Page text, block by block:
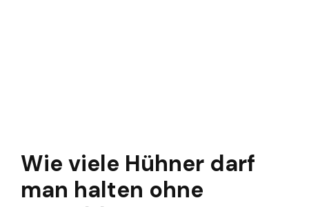
Wie viele Hühner darf
man halten ohne